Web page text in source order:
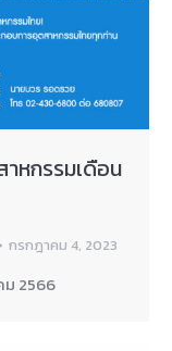
หกรรมเดือน
กรกฎาคม 4, 2023
2566